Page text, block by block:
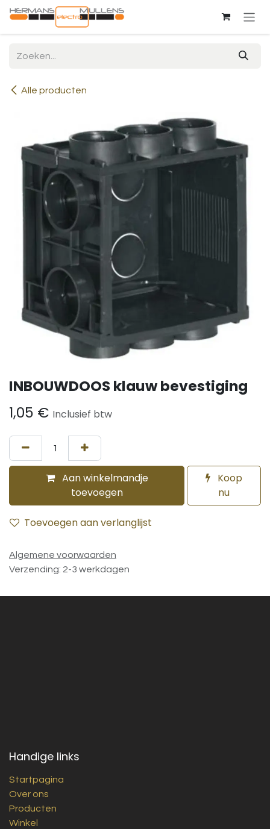
Overslaan naar inhoud
Alle producten
INBOUWDOOS klauw bevestiging
1,05 € Inclusief btw
Aan winkelmandje
toevoegen
Koop
nu
Toevoegen aan verlanglijst
Algemene voorwaarden
Verzending: 2-3 werkdagen
Handige links
Startpagina
Over ons
Producten
Winkel